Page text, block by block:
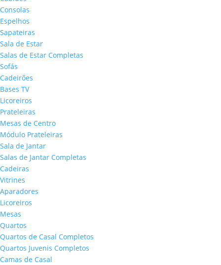
Consolas
Espelhos
Sapateiras
Sala de Estar
Salas de Estar Completas
Sofás
Cadeirões
Bases TV
Licoreiros
Prateleiras
Mesas de Centro
Módulo Prateleiras
Sala de Jantar
Salas de Jantar Completas
Cadeiras
Vitrines
Aparadores
Licoreiros
Mesas
Quartos
Quartos de Casal Completos
Quartos Juvenis Completos
Camas de Casal